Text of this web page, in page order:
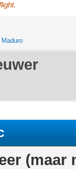
Maduro
(maar